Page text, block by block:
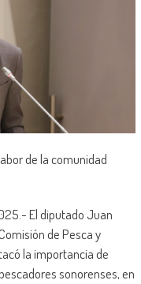
de la comunidad
El diputado Juan
de Pesca y
la importancia de
sonorenses, en